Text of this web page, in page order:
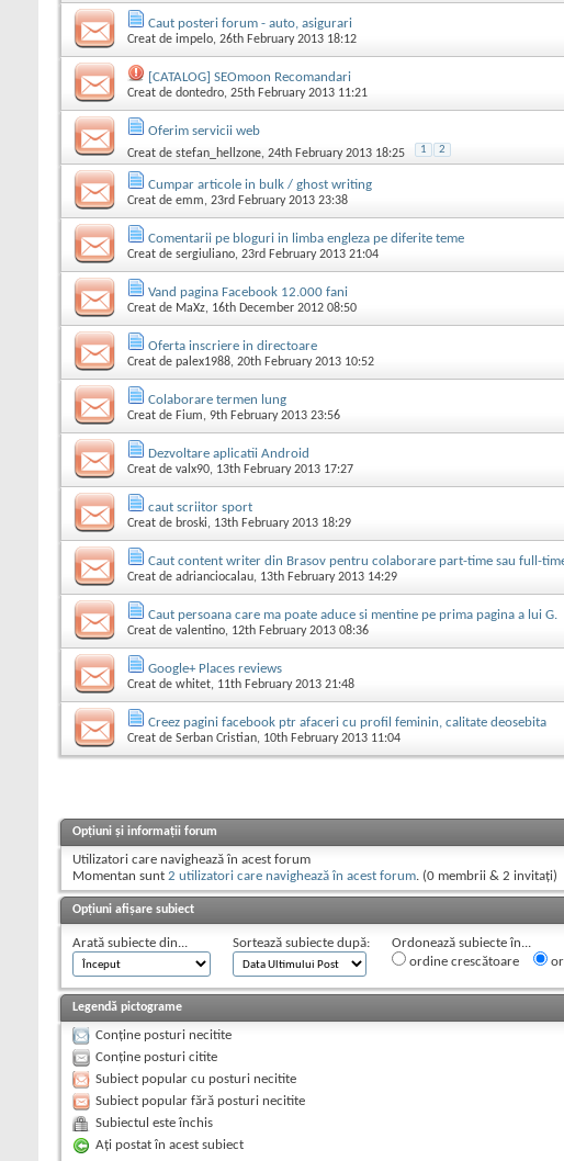
Caut posteri forum - auto, asigurari
Creat de impelo, 26th February 2013 18:12
[CATALOG] SEOmoon Recomandari
Creat de dontedro, 25th February 2013 11:21
Oferim servicii web
Creat de stefan_hellzone, 24th February 2013 18:25 1 2
Cumpar articole in bulk / ghost writing
Creat de emm, 23rd February 2013 23:38
Comentarii pe bloguri in limba engleza pe diferite teme
Creat de sergiuliano, 23rd February 2013 21:04
Vand pagina Facebook 12.000 fani
Creat de MaXz, 16th December 2012 08:50
Oferta inscriere in directoare
Creat de palex1988, 20th February 2013 10:52
Colaborare termen lung
Creat de Fium, 9th February 2013 23:56
Dezvoltare aplicatii Android
Creat de valx90, 13th February 2013 17:27
caut scriitor sport
Creat de broski, 13th February 2013 18:29
Caut content writer din Brasov pentru colaborare part-time sau full-
Creat de adrianciocalau, 13th February 2013 14:29
Caut persoana care ma poate aduce si mentine pe prima pagina a lui G.
Creat de valentino, 12th February 2013 08:36
Google+ Places reviews
Creat de whitet, 11th February 2013 21:48
Creez pagini facebook ptr afaceri cu profil feminin, calitate deosebita
Creat de Serban Cristian, 10th February 2013 11:04
Opțiuni și informații forum
Utilizatori care navighează în acest forum
Momentan sunt 2 utilizatori care navighează în acest forum. (0 membrii & 2 invitaţi)
Opțiuni afișare subiect
Arată subiecte din... Sortează subiecte după:
Ordonează subiecte în...
ordine crescătoare
Legendă pictograme
Conține posturi necitite
Conține posturi citite
Subiect popular cu posturi necitite
Subiect popular fără posturi necitite
Subiectul este închis
Aţi postat în acest subiect